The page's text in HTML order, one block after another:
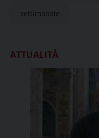
settimanale
ATTUALITÀ